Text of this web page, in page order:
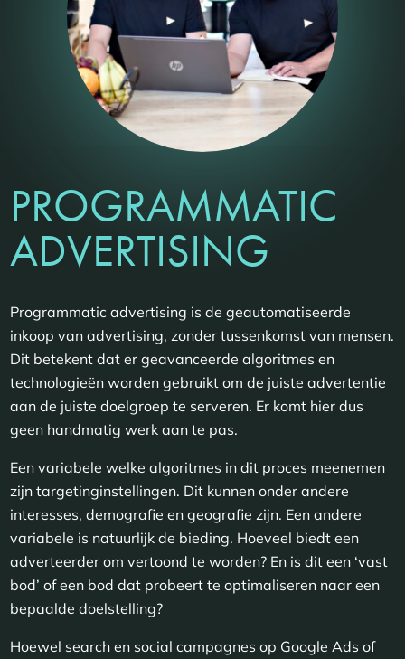
PROGRAMMATIC
ADVERTISING
Programmatic advertising is de geautomatiseerde
inkoop van advertising, zonder tussenkomst van mensen.
Dit betekent dat er geavanceerde algoritmes en
technologieën worden gebruikt om de juiste advertentie
aan de juiste doelgroep te serveren. Er komt hier dus
geen handmatig werk aan te pas.
Een variabele welke algoritmes in dit proces meenemen
zijn targetinginstellingen. Dit kunnen onder andere
interesses, demografie en geografie zijn. Een andere
variabele is natuurlijk de bieding. Hoeveel biedt een
adverteerder om vertoond te worden? En is dit een ‘vast
bod’ of een bod dat probeert te optimaliseren naar een
bepaalde doelstelling?
Hoewel search en social campagnes op Google Ads of